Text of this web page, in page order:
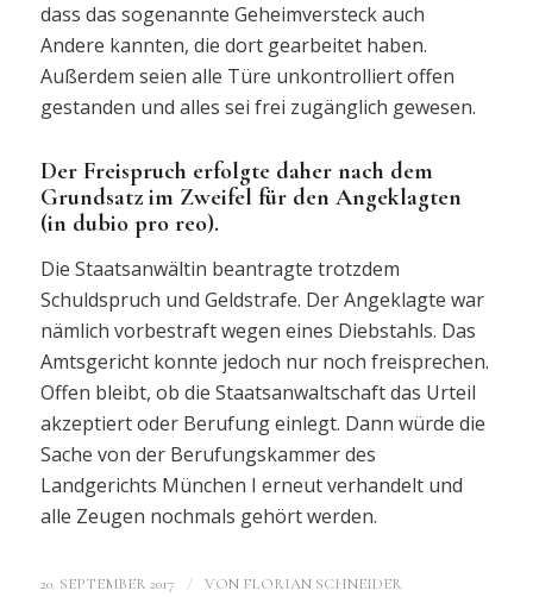
dass das sogenannte Geheimversteck auch
Andere kannten, die dort gearbeitet haben.
Außerdem seien alle Türe unkontrolliert offen
gestanden und alles sei frei zugänglich gewesen.
Der Freispruch erfolgte daher nach dem
Grundsatz im Zweifel für den Angeklagten
(in dubio pro reo).
Die Staatsanwältin beantragte trotzdem
Schuldspruch und Geldstrafe. Der Angeklagte war
nämlich vorbestraft wegen eines Diebstahls. Das
Amtsgericht konnte jedoch nur noch freisprechen.
Offen bleibt, ob die Staatsanwaltschaft das Urteil
akzeptiert oder Berufung einlegt. Dann würde die
Sache von der Berufungskammer des
Landgerichts München I erneut verhandelt und
alle Zeugen nochmals gehört werden.
20. SEPTEMBER 2017 / VON FLORIAN SCHNEIDER